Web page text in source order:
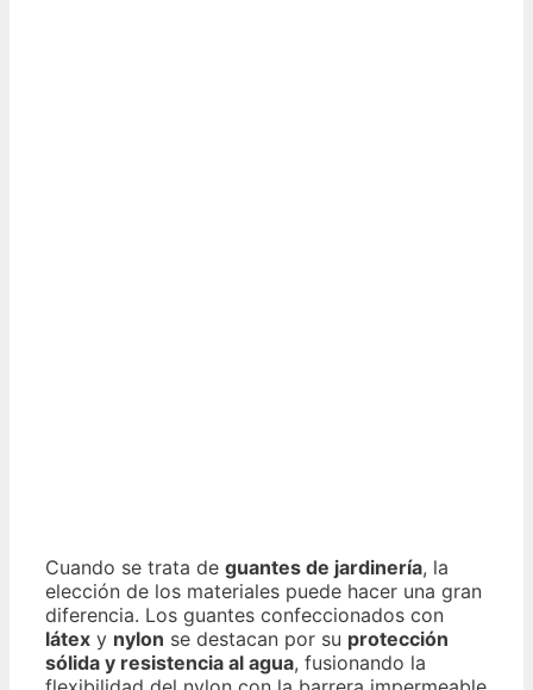
Cuando se trata de guantes de jardinería, la
elección de los materiales puede hacer una gran
diferencia. Los guantes confeccionados con
látex y nylon se destacan por su protección
sólida y resistencia al agua, fusionando la